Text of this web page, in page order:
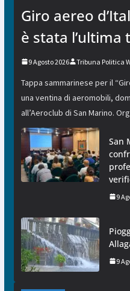
Giro aereo
è stata l’ultima
9 Agosto 2026 Tribuna Politica
Tappa sammarinese per il
una ventina di aeromobili,
all’Aeroclub di San Marino.
San
9
9